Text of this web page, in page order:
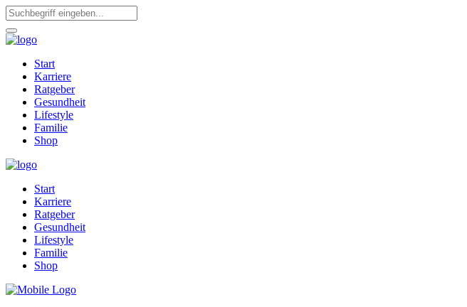
Start
Karriere
Ratgeber
Gesundheit
Lifestyle
Familie
Shop
Start
Karriere
Ratgeber
Gesundheit
Lifestyle
Familie
Shop